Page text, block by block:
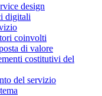
design
digitali
coinvolti
di valore
costitutivi del
del servizio